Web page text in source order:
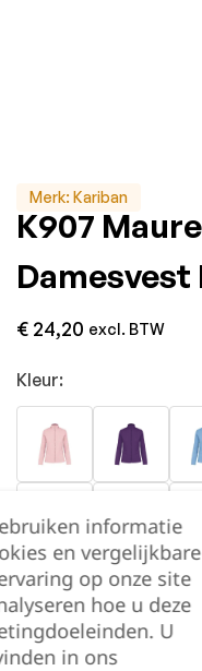
Merk: Kariban
K907
€ 24,20 excl. BTW
Kleur:
informatie
en vergelijkbare
op onze site
hoe u deze
U
in ons